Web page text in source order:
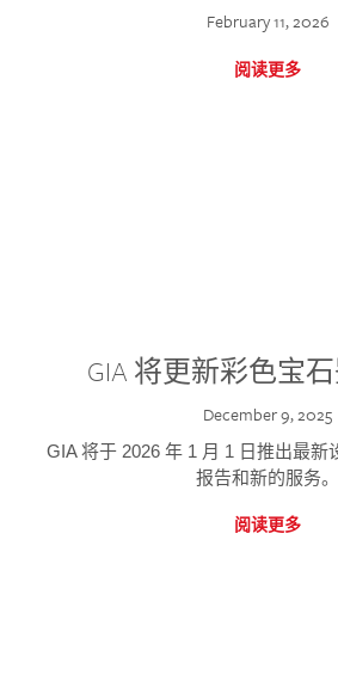
February 11, 2026
阅读更多
GIA 将更新彩色宝
December 9, 2025
GIA 将于 2026 年 1 月 1 日推出最新
报告和新的服务。
阅读更多